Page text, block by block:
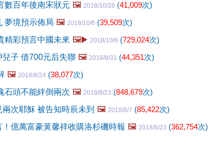
數百年後南宋狀元 🖼️ 2018/10/28 (41,009次)
夢境預示佈局 🖼️ 2018/10/6 (39,509次)
精彩預言中國未來 🖼️▶️ 2018/10/6 (729,024次)
子 借700元后失聯 🖼️ 2018/8/31 (44,351次)
🖼️ 2018/8/24 (38,077次)
石頭不能絆倒兩次 🖼️ 2018/8/23 (848,679次)
次耶穌 被告知時辰未到 🖼️ 2018/8/7 (85,422次)
億萬富豪黃馨祥收購洛杉磯時報 🖼️ 2018/6/23 (362,754次)